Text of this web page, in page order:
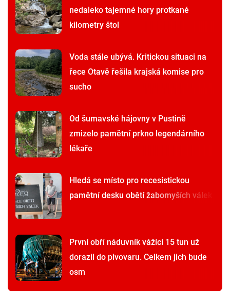
nedaleko tajemné hory protkané
kilometry štol
Voda stále ubývá. Kritickou situaci na
řece Otavě řešila krajská komise pro
sucho
Od šumavské hájovny v Pustině
zmizelo pamětní prkno legendárního
lékaře
Hledá se místo pro recesistickou
pamětní desku obětí žabomyších válek
První obří náduvník vážící 15 tun už
dorazil do pivovaru. Celkem jich bude
osm